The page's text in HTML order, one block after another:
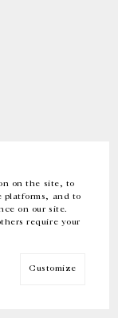
on the site, to
platforms, and to
on our site.
require your
Customize